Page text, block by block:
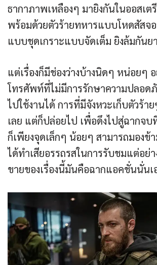
ธากาภาพเหลืองๆ มายิงกันในออสเ
พร้อมด้วยตัวร้ายทหารแบบโหดสัสจอ
แบบชุดเกราะแบบจัดเต็ม ยิงล้มกัน
แต่เรื่องก็มีช่องว่างบ้างนิดๆ หน่อยๆ อ
โทรศัพท์ที่ไม่มีการรักษาความปลอด
ไปใช้งานได้ การที่มีจังหวะเก็บตัวร้า
เลย แต่ก็ปล่อยไป เพื่อดึงไปสู่ฉากจ
ก็เพียงจุดเล็กๆ น้อยๆ สามารถมองข้
ได้ทำเสียอรรถรสในการรับชมแต่อย่า
ขายของเรื่องนี้มันคือฉากแอคชั่นนั่นเ